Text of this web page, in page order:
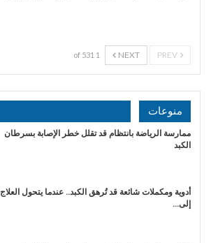
NEXT
1 of 531
منوعات
ممارسة الرياضة بانتظام قد تقلل خطر الإصابة بسرطان
الكبد
أدوية ومكملات شائعة قد تُرهق الكبد.. عندما يتحول العلاج
إلى…